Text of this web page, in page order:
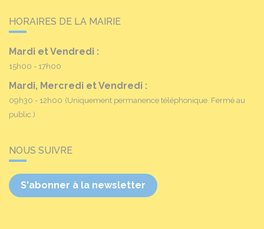
HORAIRES DE LA MAIRIE
Mardi et Vendredi :
15h00 - 17h00
Mardi, Mercredi et Vendredi :
09h30 - 12h00 (Uniquement permanence téléphonique. Fermé au
public.)
NOUS SUIVRE
S'abonner à la newsletter